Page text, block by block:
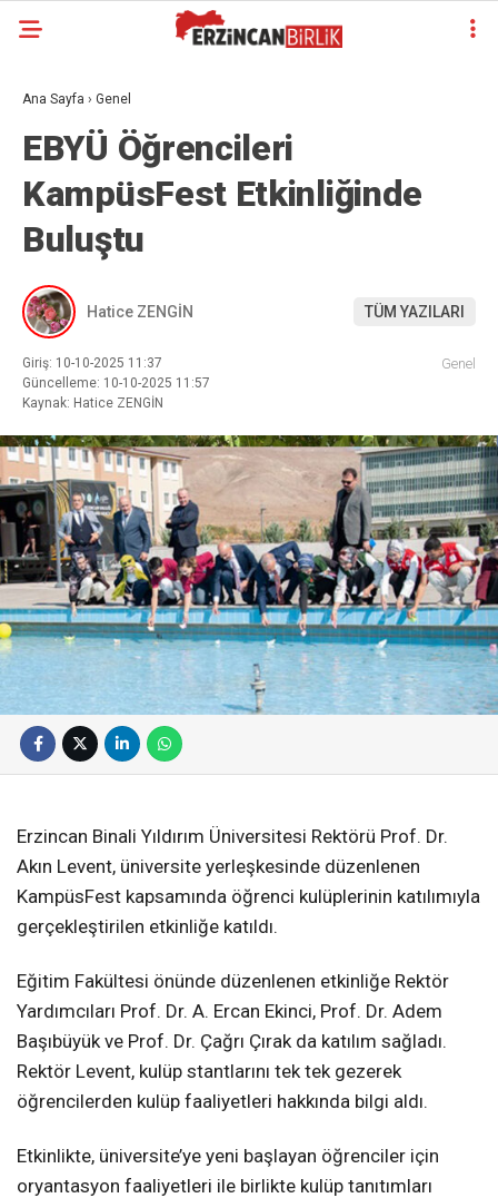
Ana Sayfa › Genel
EBYÜ Öğrencileri
KampüsFest Etkinliğinde
Buluştu
Hatice ZENGİN TÜM YAZILARI
Giriş: 10-10-2025 11:37
Güncelleme: 10-10-2025 11:57
Kaynak: Hatice ZENGİN
Genel
Erzincan Binali Yıldırım Üniversitesi Rektörü Prof. Dr.
Akın Levent, üniversite yerleşkesinde düzenlenen
KampüsFest kapsamında öğrenci kulüplerinin katılımıyla
gerçekleştirilen etkinliğe katıldı.
Eğitim Fakültesi önünde düzenlenen etkinliğe Rektör
Yardımcıları Prof. Dr. A. Ercan Ekinci, Prof. Dr. Adem
Başıbüyük ve Prof. Dr. Çağrı Çırak da katılım sağladı.
Rektör Levent, kulüp stantlarını tek tek gezerek
öğrencilerden kulüp faaliyetleri hakkında bilgi aldı.
Etkinlikte, üniversite’ye yeni başlayan öğrenciler için
oryantasyon faaliyetleri ile birlikte kulüp tanıtımları